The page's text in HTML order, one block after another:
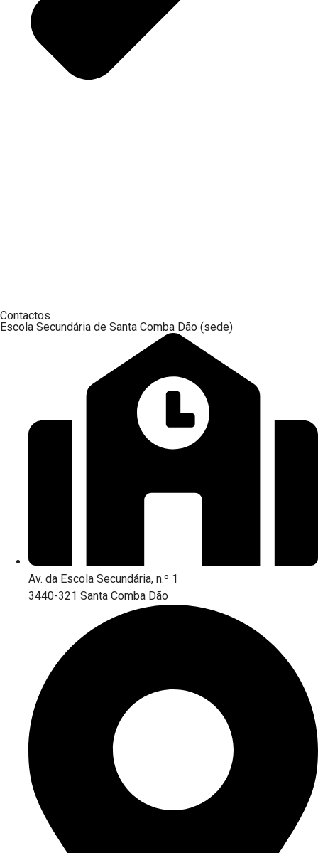
Contactos
Escola Secundária de Santa Comba Dão (sede)
Av. da Escola Secundária, n.º 1
3440-321 Santa Comba Dão